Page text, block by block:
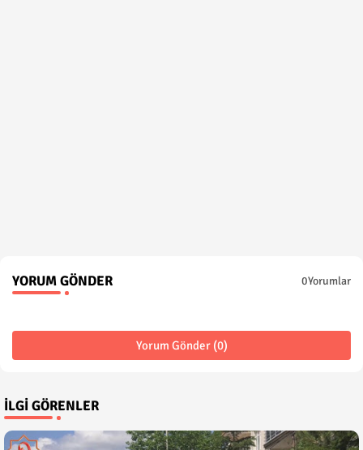
YORUM GÖNDER 0Yorumlar
Yorum Gönder (0)
İLGI GÖRENLER